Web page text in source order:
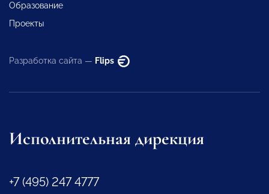
Образование
Проекты
Разработка сайта — Flips
Исполнительная дирекция
+7 (495) 247 4777